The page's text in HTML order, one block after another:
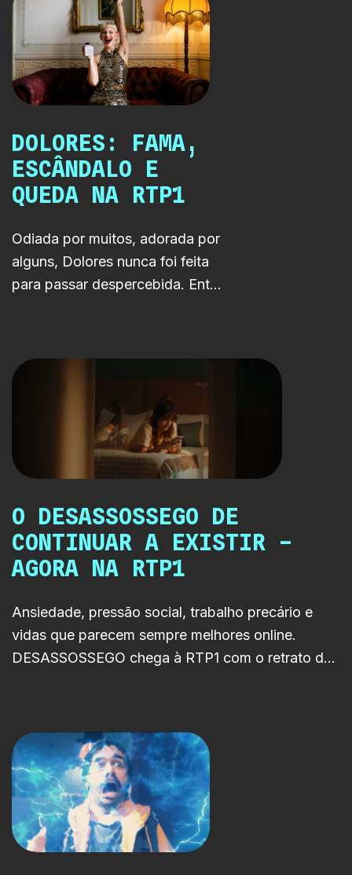
DOLORES: FAMA,
ESCÂNDALO E
QUEDA NA RTP1
Odiada por muitos, adorada por
alguns, Dolores nunca foi feita
para passar despercebida. Entre
história de uma estrela
O DESASSOSSEGO DE
CONTINUAR A EXISTIR –
AGORA NA RTP1
Ansiedade, pressão social, trabalho precário e
vidas que parecem sempre melhores online.
DESASSOSSEGO chega à RTP1 com o retrato de